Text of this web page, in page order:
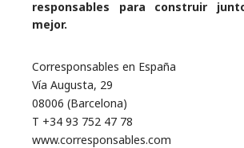
responsables para construir
mejor.
Corresponsables en España
Vía Augusta, 29
08006 (Barcelona)
T +34 93 752 47 78
www.corresponsables.com